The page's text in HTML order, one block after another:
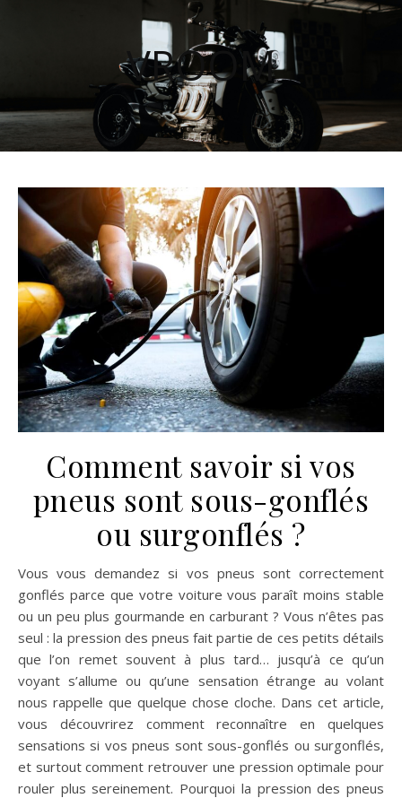
VROOM
Comment savoir si vos
pneus sont sous-gonflés
ou surgonflés ?
Vous vous demandez si vos pneus sont correctement
gonflés parce que votre voiture vous paraît moins stable
ou un peu plus gourmande en carburant ? Vous n’êtes pas
seul : la pression des pneus fait partie de ces petits détails
que l’on remet souvent à plus tard… jusqu’à ce qu’un
voyant s’allume ou qu’une sensation étrange au volant
nous rappelle que quelque chose cloche. Dans cet article,
vous découvrirez comment reconnaître en quelques
sensations si vos pneus sont sous-gonflés ou surgonflés,
et surtout comment retrouver une pression optimale pour
rouler plus sereinement. Pourquoi la pression des pneus